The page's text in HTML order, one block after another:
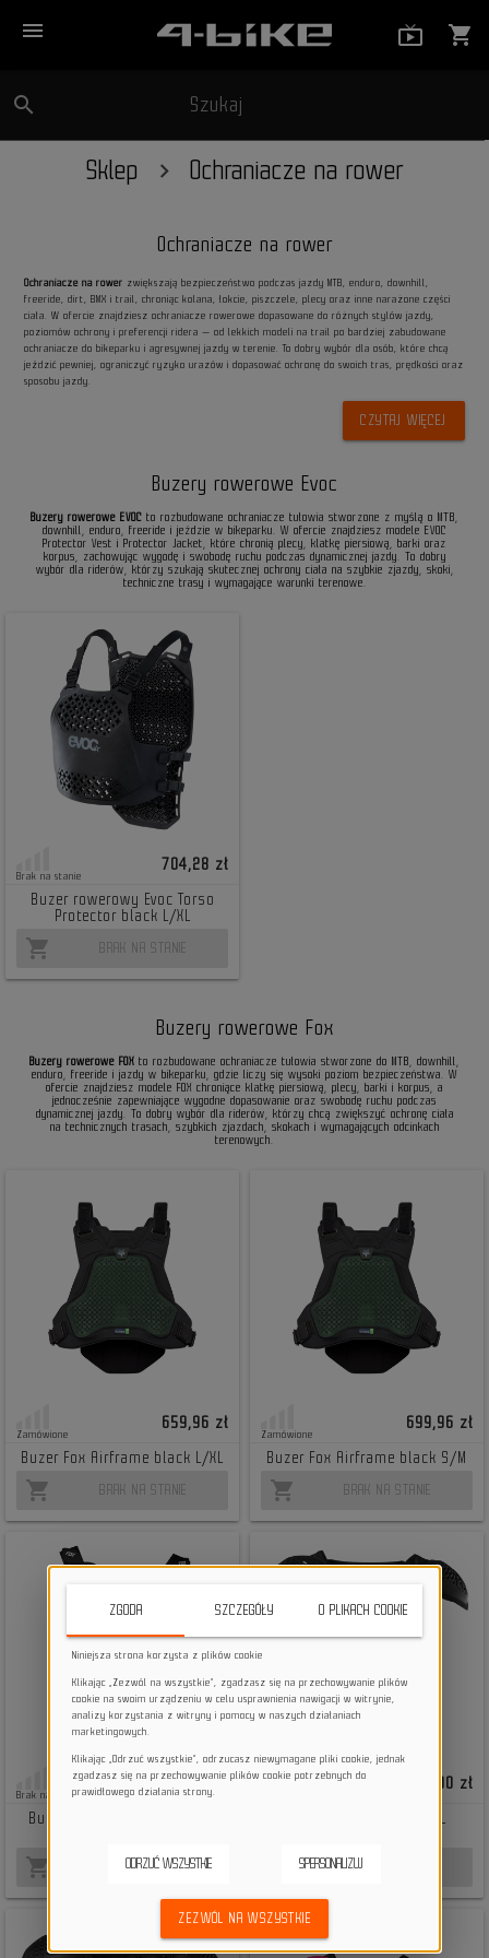
menu shopping_cart
search Szukaj
Sklep Ochraniacze na rower
Ochraniacze na rower
Ochraniacze na rower zwiększają bezpieczeństwo podczas jazdy MTB, enduro, downhill,
freeride, dirt, BMX i trail, chroniąc kolana, łokcie, piszczele, plecy oraz inne narażone części
ciała. W ofercie znajdziesz ochraniacze rowerowe dopasowane do różnych stylów jazdy,
poziomów ochrony i preferencji ridera — od lekkich modeli na trail po bardziej zabudowane
ochraniacze do bikeparku i agresywnej jazdy w terenie. To dobry wybór dla osób, które chcą
jeździć pewniej, ograniczyć ryzyko urazów i dopasować ochronę do swoich tras, prędkości oraz
sposobu jazdy.
CZYTAJ WIĘCEJ
Buzery rowerowe Evoc
Buzery rowerowe EVOC to rozbudowane ochraniacze tułowia stworzone z myślą o MTB,
downhill, enduro, freeride i jeździe w bikeparku. W ofercie znajdziesz modele EVOC
Protector Vest i Protector Jacket, które chronią plecy, klatkę piersiową, barki oraz
korpus, zachowując wygodę i swobodę ruchu podczas dynamicznej jazdy. To dobry
wybór dla riderów, którzy szukają skutecznej ochrony ciała na szybkie zjazdy, skoki,
techniczne trasy i wymagające warunki terenowe.
Brak na stanie
704,28 zł
Buzer rowerowy Evoc Torso
Protector black L/XL
shopping_cart BRAK NA STANIE
Buzery rowerowe Fox
Buzery rowerowe FOX to rozbudowane ochraniacze tułowia stworzone do MTB, downhill,
enduro, freeride i jazdy w bikeparku, gdzie liczy się wysoki poziom bezpieczeństwa. W
ofercie znajdziesz modele FOX chroniące klatkę piersiową, plecy, barki i korpus, a
jednocześnie zapewniające wygodne dopasowanie oraz swobodę ruchu podczas
dynamicznej jazdy. To dobry wybór dla riderów, którzy chcą zwiększyć ochronę ciała
na technicznych trasach, szybkich zjazdach, skokach i wymagających odcinkach
terenowych.
Zamówione
659,96 zł
Buzer Fox Airframe black L/XL
shopping_cart BRAK NA STANIE
Zamówione
699,96 zł
Buzer Fox Airframe black S/M
shopping_cart BRAK NA STANIE
Brak na stanie
649,00 zł
Buzer Fox Junior Raceframe
shopping_cart BRAK NA STANIE
499,00 zł
Buzer Fox R3 black L/XL
BRAK NA STANIE
ZGODA SZCZEGÓŁY O PLIKACH COOKIE
Niniejsza strona korzysta z plików cookie
Klikając „Zezwól na wszystkie”, zgadzasz się na przechowywanie plików
cookie na swoim urządzeniu w celu usprawnienia nawigacji w witrynie,
analizy korzystania z witryny i pomocy w naszych działaniach
marketingowych.
Klikając „Odrzuć wszystkie”, odrzucasz niewymagane pliki cookie, jednak
zgadzasz się na przechowywanie plików cookie potrzebnych do
prawidłowego działania strony.
ODRZUĆ WSZYSTKIE SPERSONALIZUJ
ZEZWÓL NA WSZYSTKIE